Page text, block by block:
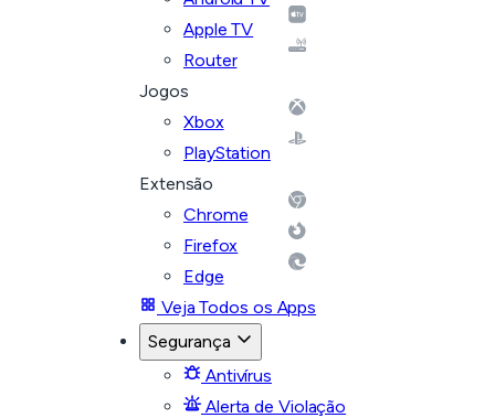
Apple TV
Router
Jogos
Xbox
PlayStation
Extensão
Chrome
Firefox
Edge
Veja Todos os Apps
Segurança
Antivírus
Alerta de Violação